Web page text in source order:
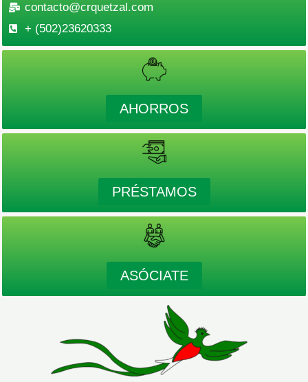
contacto@crquetzal.com
+ (502)23620333
AHORROS
PRÉSTAMOS
ASÓCIATE